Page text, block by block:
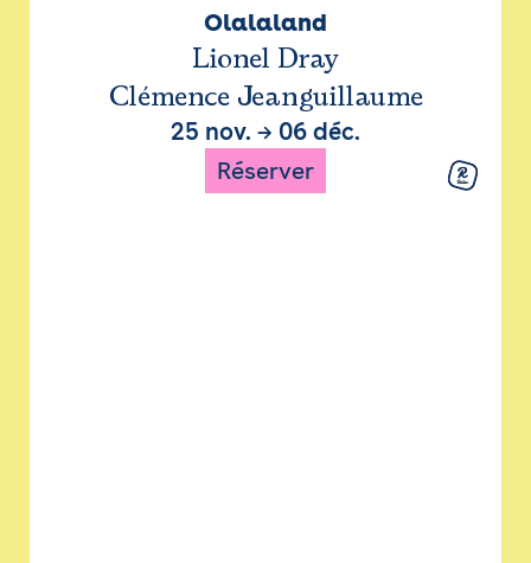
Olalaland
Lionel Dray
Clémence Jeanguillaume
25 nov. → 06 déc.
Réserver